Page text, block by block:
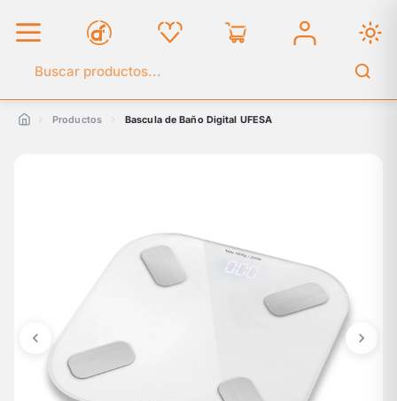
Buscar en el catálogo
Productos Bascula de Baño Digital UFESA